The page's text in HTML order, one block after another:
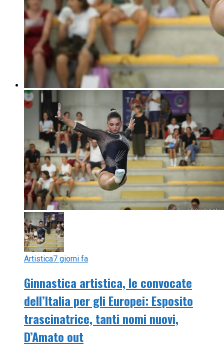
Artistica7 giorni fa
Ginnastica artistica, le convocate
dell’Italia per gli Europei: Esposito
trascinatrice, tanti nomi nuovi,
D’Amato out